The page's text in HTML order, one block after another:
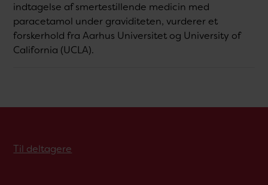
indtagelse af smertestillende medicin med
paracetamol under graviditeten, vurderer et
forskerhold fra Aarhus Universitet og University of
California (UCLA).
Til deltagere